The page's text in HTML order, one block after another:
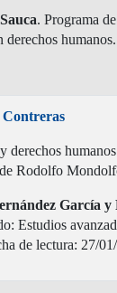
. Programa
derechos
derechos
Rodolfo
García y
Estudios
de lectura: 27/